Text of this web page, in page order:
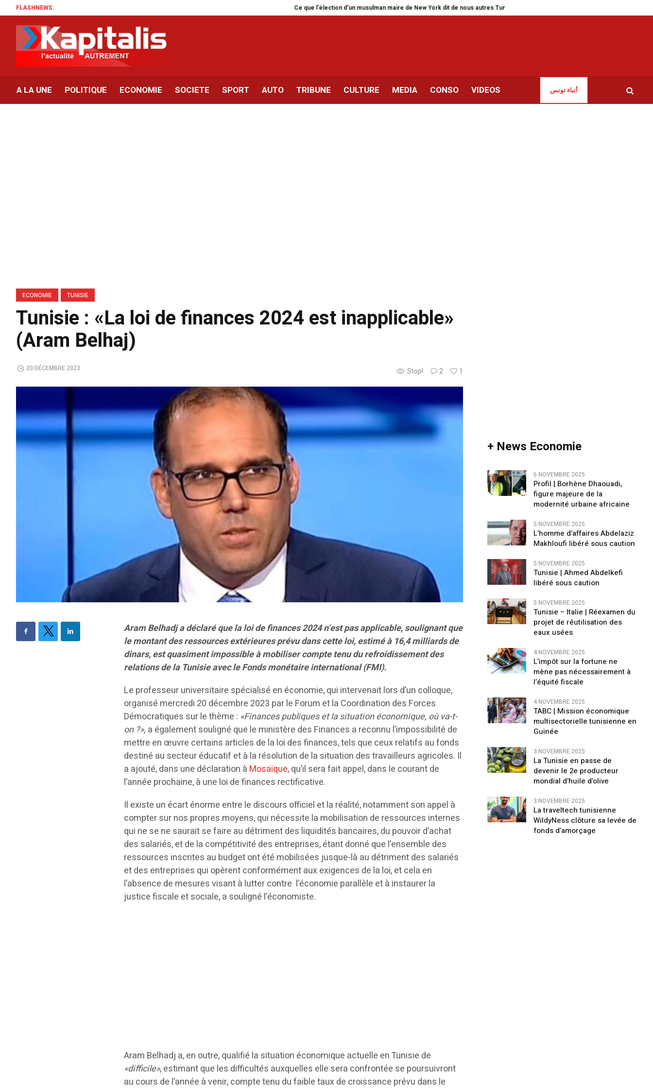
FLASHNEWS: Ce que l’élection d’un musulman maire de New York dit de nous autres Tunisiens Salon du livre d’Alger | Les cagoulards de la censure
A LA UNE POLITIQUE ECONOMIE SOCIETE SPORT AUTO TRIBUNE CULTURE MEDIA CONSO VIDEOS أنباء تونس
ECONOMIE TUNISIE
Tunisie : «La loi de finances 2024 est inapplicable»
(Aram Belhaj)
Stop! 2 1
20 DÉCEMBRE 2023
Aram Belhadj a déclaré que la loi de finances 2024 n’est pas applicable, soulignant que
le montant des ressources extérieures prévu dans cette loi, estimé à 16,4 milliards de
dinars, est quasiment impossible à mobiliser compte tenu du refroidissement des
relations de la Tunisie avec le Fonds monétaire international (FMI).
Le professeur universitaire spécialisé en économie, qui intervenait lors d’un colloque,
organisé mercredi 20 décembre 2023 par le Forum et la Coordination des Forces
Démocratiques sur le thème : «Finances publiques et la situation économique, où va-t-
on ?», a également souligné que le ministère des Finances a reconnu l’impossibilité de
mettre en œuvre certains articles de la loi des finances, tels que ceux relatifs au fonds
destiné au secteur éducatif et à la résolution de la situation des travailleurs agricoles. Il
a ajouté, dans une déclaration à Mosaïque, qu’il sera fait appel, dans le courant de
l’année prochaine, à une loi de finances rectificative.
Il existe un écart énorme entre le discours officiel et la réalité, notamment son appel à
compter sur nos propres moyens, qui nécessite la mobilisation de ressources internes
qui ne se ne saurait se faire au détriment des liquidités bancaires, du pouvoir d’achat
des salariés, et de la compétitivité des entreprises, étant donné que l’ensemble des
ressources inscrites au budget ont été mobilisées jusque-là au détriment des salariés
et des entreprises qui opèrent conformément aux exigences de la loi, et cela en
l’absence de mesures visant à lutter contre l’économie parallèle et à instaurer la
justice fiscale et sociale, a souligné l’économiste.
Aram Belhadj a, en outre, qualifié la situation économique actuelle en Tunisie de
«difficile», estimant que les difficultés auxquelles elle sera confrontée se poursuivront
au cours de l’année à venir, compte tenu du faible taux de croissance prévu dans le
+ News Economie
6 NOVEMBRE 2025
Profil | Borhène Dhaouadi,
figure majeure de la
modernité urbaine africaine
5 NOVEMBRE 2025
L’homme d’affaires Abdelaziz
Makhloufi libéré sous caution
5 NOVEMBRE 2025
Tunisie | Ahmed Abdelkefi
libéré sous caution
5 NOVEMBRE 2025
Tunisie – Italie | Réexamen du
projet de réutilisation des
eaux usées
4 NOVEMBRE 2025
L’impôt sur la fortune ne
mène pas nécessairement à
l’équité fiscale
4 NOVEMBRE 2025
TABC | Mission économique
multisectorielle tunisienne en
Guinée
3 NOVEMBRE 2025
La Tunisie en passe de
devenir le 2e producteur
mondial d’huile d’olive
3 NOVEMBRE 2025
La traveltech tunisienne
WildyNess clôture sa levée de
fonds d’amorçage